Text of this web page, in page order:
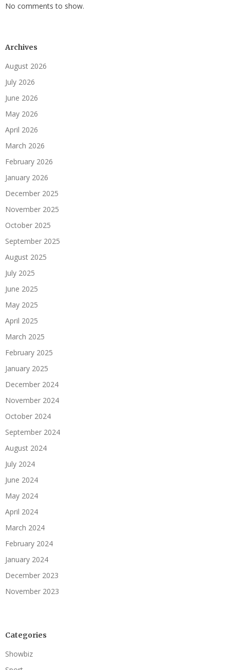
No comments to show.
Archives
August 2026
July 2026
June 2026
May 2026
April 2026
March 2026
February 2026
January 2026
December 2025
November 2025
October 2025
September 2025
August 2025
July 2025
June 2025
May 2025
April 2025
March 2025
February 2025
January 2025
December 2024
November 2024
October 2024
September 2024
August 2024
July 2024
June 2024
May 2024
April 2024
March 2024
February 2024
January 2024
December 2023
November 2023
Categories
Showbiz